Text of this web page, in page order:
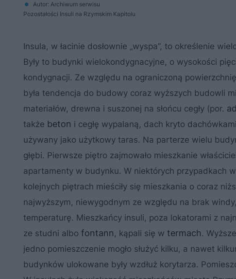
Autor: Archiwum serwisu
Pozostałości Insuli na Rzymskim Kapitolu
Insula, w łacinie dosłownie „wyspa”, to określenie
Były to budynki wielokondygnacyjne, o wysokości
kondygnacji. Ze względu na ograniczoną
była tendencja do budowy coraz wyższych budowli
materiałów, drewna i suszonej na słońcu cegły (por.
także beton i cegłę wypalaną, dach kryto
używany jako użytkowy taras. Na parterze wielu
głębi. Pierwsze piętro zajmowało mieszkanie
apartamenty w budynku. W niektórych przypadkach
kolejnych piętrach mieściły się mieszkania o coraz
najwyższym, niewygodnym ze względu na brak
temperaturę. Mieszkańcy insuli, poza lokatorami z
ze studni albo fontann , kąpali się w termach.
jedno pomieszczenie mogło służyć kilku, a nawet
budynków ulokowane były wzdłuż korytarza.